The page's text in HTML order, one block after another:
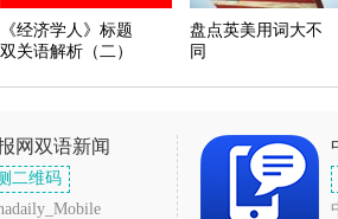
《经济学人》标题
双关语解析（二）
盘点英美用词大不
同
网双语新闻
二维码